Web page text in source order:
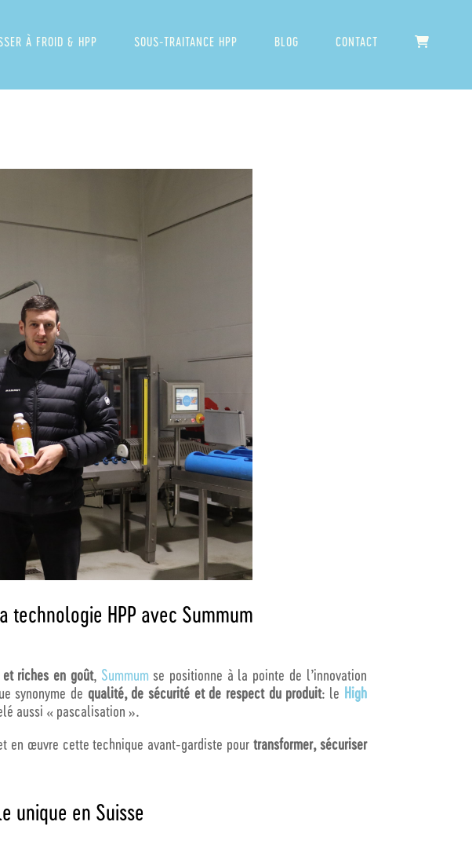
À FROID & HPP SOUS-TRAITANCE HPP BLOG CONTACT
HPP avec Summum
riches en goût, Summum se positionne à la pointe de l’innovation
synonyme de qualité, de sécurité et de respect du produit: le High
aussi « pascalisation ».
en œuvre cette technique avant-gardiste pour transformer, sécuriser
unique en Suisse